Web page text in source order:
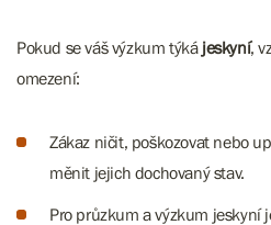
Pokud se váš výzkum týká jeskyní,
omezení:
Zákaz ničit, poškozovat nebo
měnit jejich dochovaný stav.
Pro průzkum a výzkum jeskyní